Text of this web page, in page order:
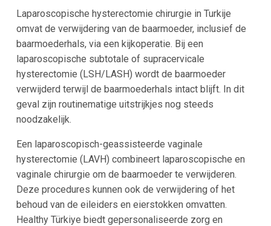
Laparoscopische hysterectomie chirurgie in Turkije
omvat de verwijdering van de baarmoeder, inclusief de
baarmoederhals, via een kijkoperatie. Bij een
laparoscopische subtotale of supracervicale
hysterectomie (LSH/LASH) wordt de baarmoeder
verwijderd terwijl de baarmoederhals intact blijft. In dit
geval zijn routinematige uitstrijkjes nog steeds
noodzakelijk.
Een laparoscopisch-geassisteerde vaginale
hysterectomie (LAVH) combineert laparoscopische en
vaginale chirurgie om de baarmoeder te verwijderen.
Deze procedures kunnen ook de verwijdering of het
behoud van de eileiders en eierstokken omvatten.
Healthy Türkiye biedt gepersonaliseerde zorg en